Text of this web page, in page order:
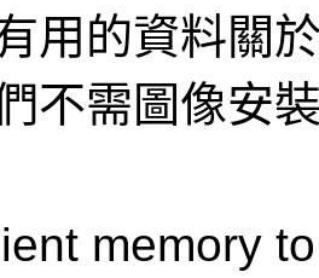
用的資料關
不需圖像安
memory